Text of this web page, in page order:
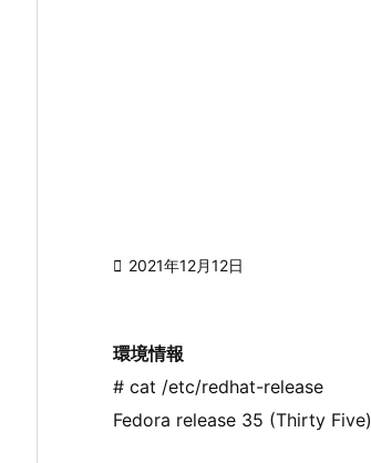
 2021年12月12日
環境情報
# cat /etc/redhat-release
Fedora release 35 (Thirty Five)